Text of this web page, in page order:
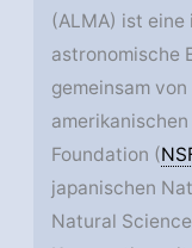
(ALMA) ist
astronomische
gemeinsam
Foundation (
japanischen
Natural